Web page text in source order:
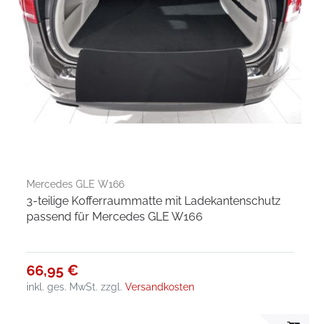
Mercedes GLE W166
3-teilige Kofferraummatte mit Ladekantenschutz
passend für Mercedes GLE W166
66,95 €
inkl. ges. MwSt. zzgl.Versandkosten